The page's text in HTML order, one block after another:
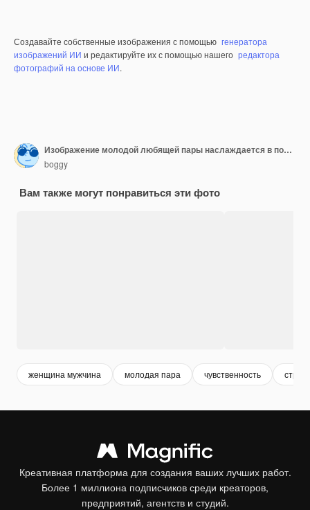
Создавайте собственные изображения с помощью генератора
изображений ИИ и редактируйте их с помощью нашего редактора
фотографий на основе ИИ.
Изображение молодой любящей пары наслаждается в постели
boggy
Вам также могут понравиться эти фото
женщина мужчина молодая пара чувственность
Креативная платформа для создания ваших лучших работ.
Более 1 миллиона подписчиков среди креаторов,
предприятий, агентств и студий.